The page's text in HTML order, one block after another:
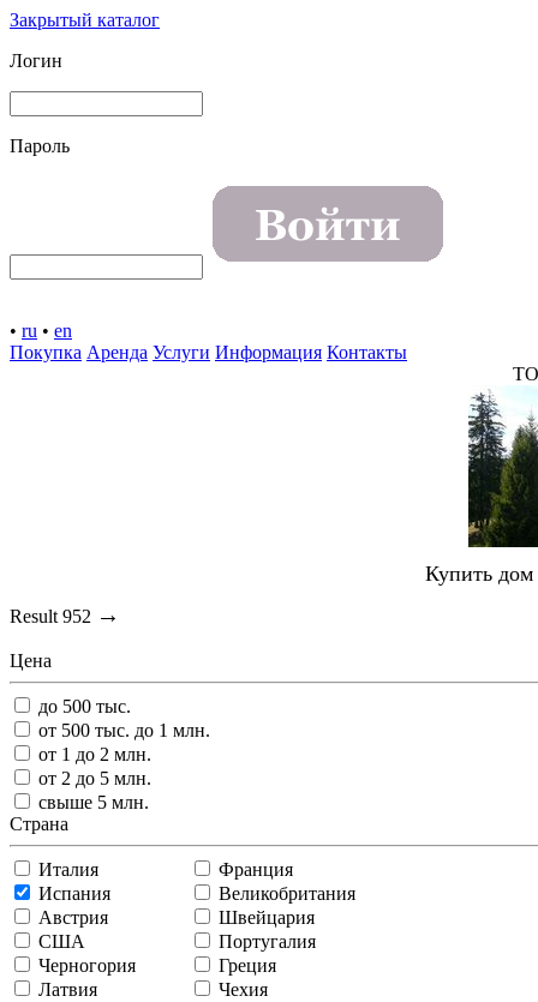
Закрытый каталог
Логин
Пароль
• ru • en
Покупка Аренда Услуги Информация Контакты
Купить
Result 952 →
Цена
до 500 тыс.
от 500 тыс. до 1 млн.
от 1 до 2 млн.
от 2 до 5 млн.
свыше 5 млн.
Страна
Италия
Франция
Испания
Великобритания
Австрия
Швейцария
США
Португалия
Черногория
Греция
Латвия
Чехия